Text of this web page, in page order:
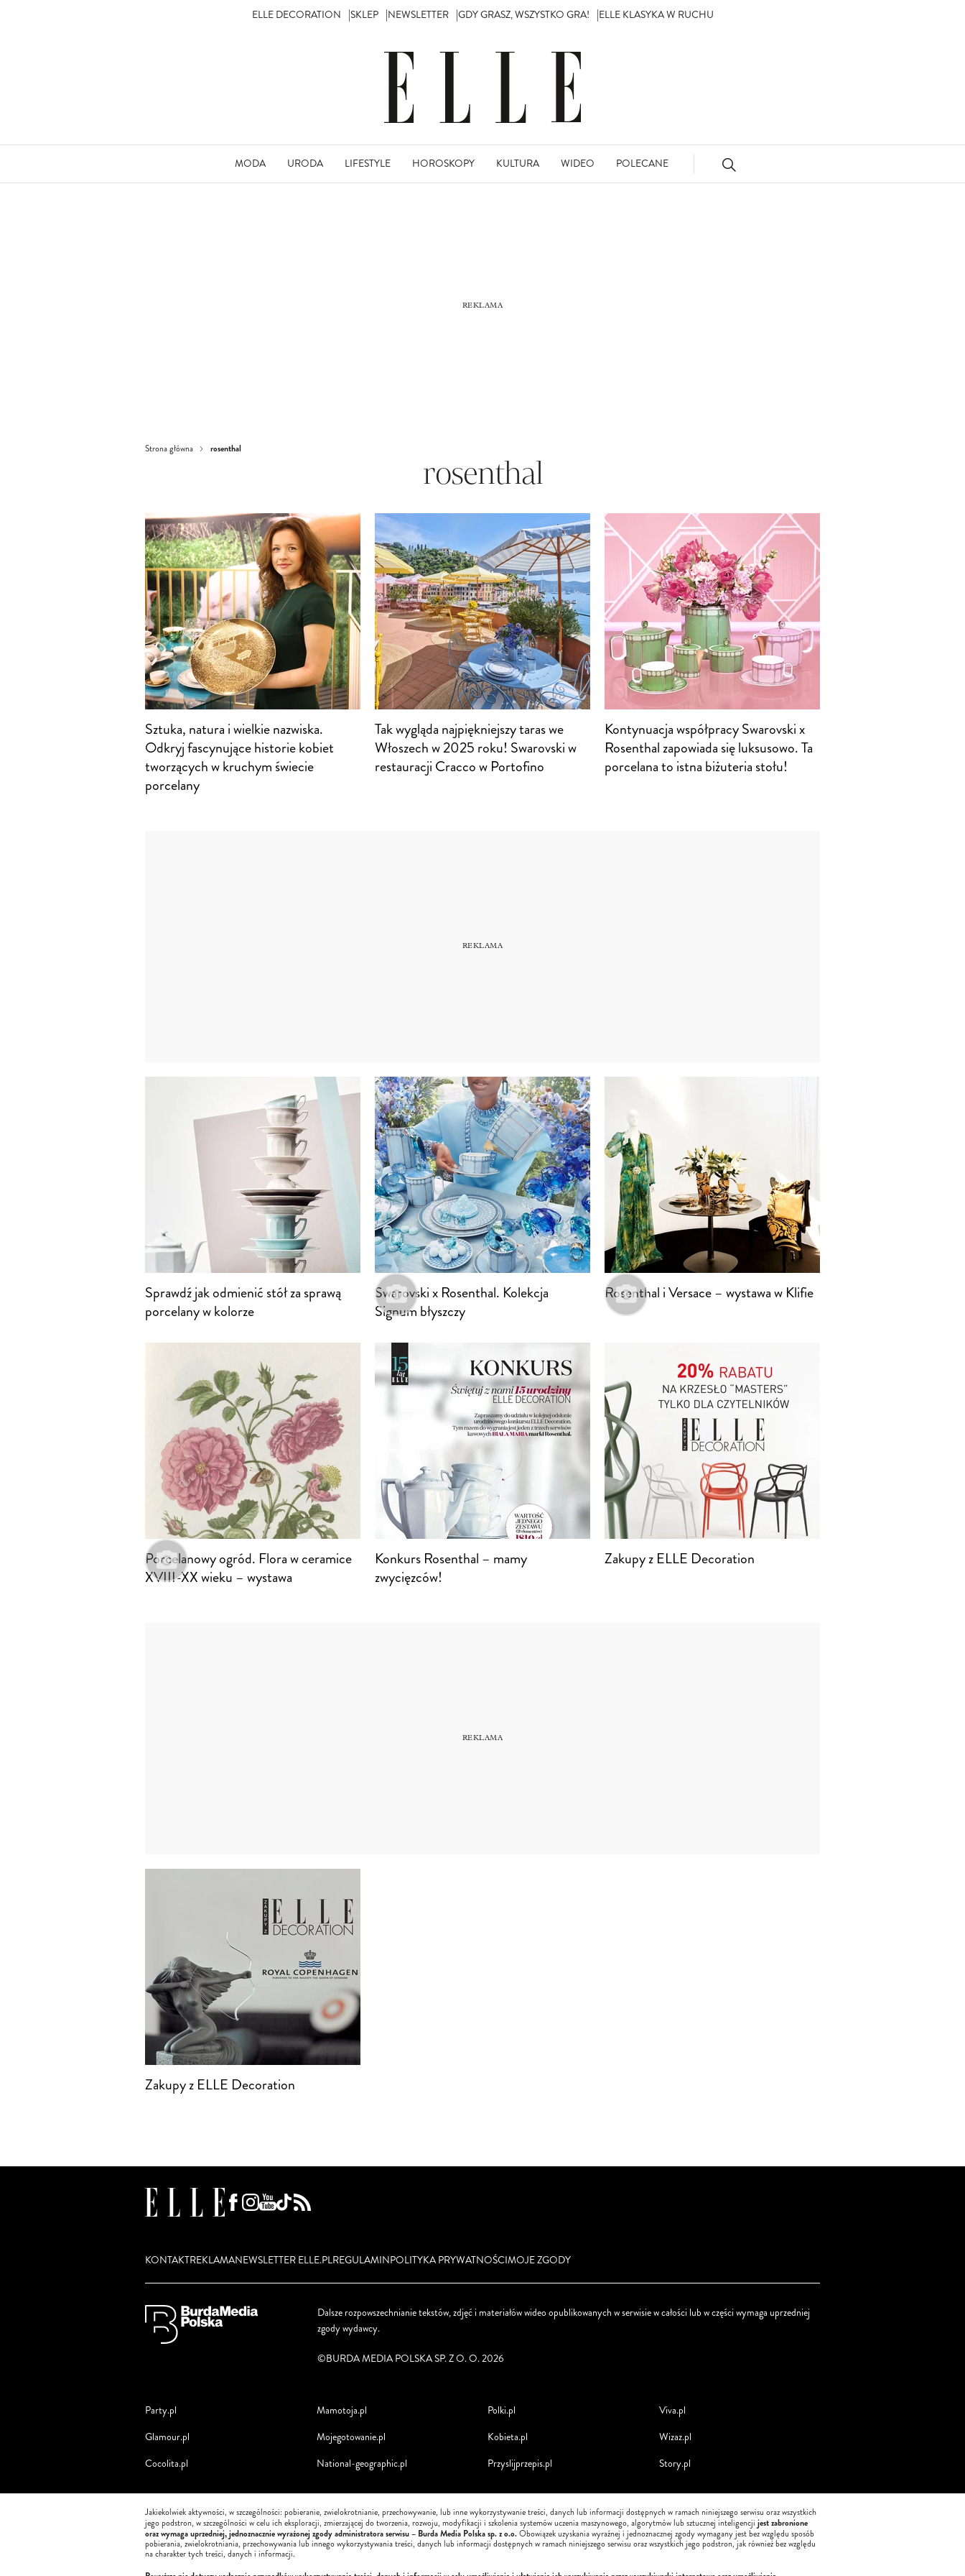
ELLE DECORATION SKLEP NEWSLETTER GDY GRASZ, WSZYSTKO GRA! ELLE KLASYKA W RUCHU
MODA URODA LIFESTYLE HOROSKOPY KULTURA WIDEO POLECANE
Strona główna rosenthal
rosenthal
Sztuka, natura i wielkie nazwiska.
Odkryj fascynujące historie kobiet
tworzących w kruchym świecie
porcelany
Tak wygląda najpiękniejszy taras we
Włoszech w 2025 roku! Swarovski w
restauracji Cracco w Portofino
Kontynuacja współpracy Swarovski x
Rosenthal zapowiada się luksusowo. Ta
porcelana to istna biżuteria stołu!
Sprawdź jak odmienić stół za sprawą
porcelany w kolorze
Swarovski x Rosenthal. Kolekcja
Signum błyszczy
Rosenthal i Versace – wystawa w Klifie
Porcelanowy ogród. Flora w ceramice
XVIII-XX wieku – wystawa
Konkurs Rosenthal – mamy
zwycięzców!
Zakupy z ELLE Decoration
Zakupy z ELLE Decoration
KONTAKTREKLAMANEWSLETTER ELLE.PLREGULAMINPOLITYKA PRYWATNOŚCIMOJE ZGODY
Dalsze rozpowszechnianie tekstów, zdjęć i materiałów wideo opublikowanych w serwisie w całości lub w części wymaga uprzedniej
zgody wydawcy.
©BURDA MEDIA POLSKA SP. Z O. O. 2026
Party.pl
Glamour.pl
Cocolita.pl
Mamotoja.pl
Mojegotowanie.pl
National-geographic.pl
Polki.pl
Kobieta.pl
Przyslijprzepis.pl
Viva.pl
Wizaz.pl
Story.pl
Jakiekolwiek aktywności, w szczególności: pobieranie, zwielokrotnianie, przechowywanie, lub inne wykorzystywanie treści, danych lub informacji dostępnych w ramach niniejszego serwisu oraz wszystkich
jego podstron, w szczególności w celu ich eksploracji, zmierzającej do tworzenia, rozwoju, modyfikacji i szkolenia systemów uczenia maszynowego, algorytmów lub sztucznej inteligencji jest zabronione
oraz wymaga uprzedniej, jednoznacznie wyrażonej zgody administratora serwisu – Burda Media Polska sp. z o.o.Obowiązek uzyskania wyraźnej i jednoznacznej zgody wymagany jest bez względu sposób
pobierania, zwielokrotniania, przechowywania lub innego wykorzystywania treści, danych lub informacji dostępnych w ramach niniejszego serwisu oraz wszystkich jego podstron, jak również bez względu
na charakter tych treści, danych i informacji.